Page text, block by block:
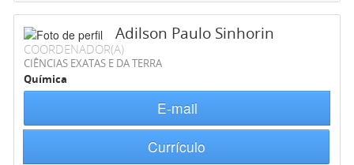
Adilson Paulo Sinhorin
COORDENADOR(A)
CIÊNCIAS EXATAS E DA TERRA
Química
E-mail
Currículo